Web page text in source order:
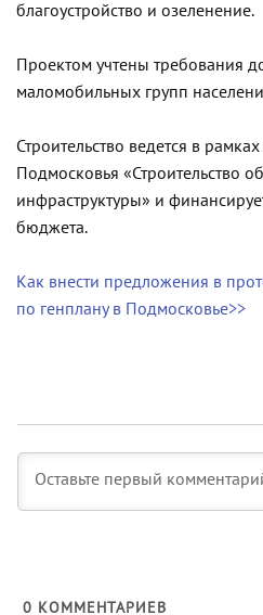
благоустройство и озеленение.
Проектом учтены требования
маломобильных групп
Строительство ведется в
Подмосковья «Строительство
инфраструктуры» и
бюджета.
Как внести предложения в
по генплану в Подмосковье>>
0 КОММЕНТАРИЕВ